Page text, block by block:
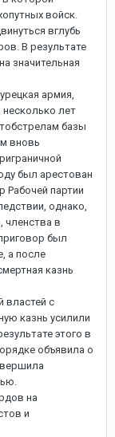
войск.
вглубь
В результате
значительная
армия,
лет
базы
вновь
был арестован
Рабочей партии
однако,
членства в
был
а после
казнь
властей с
казнь усилили
этого в
объявила о
на
и